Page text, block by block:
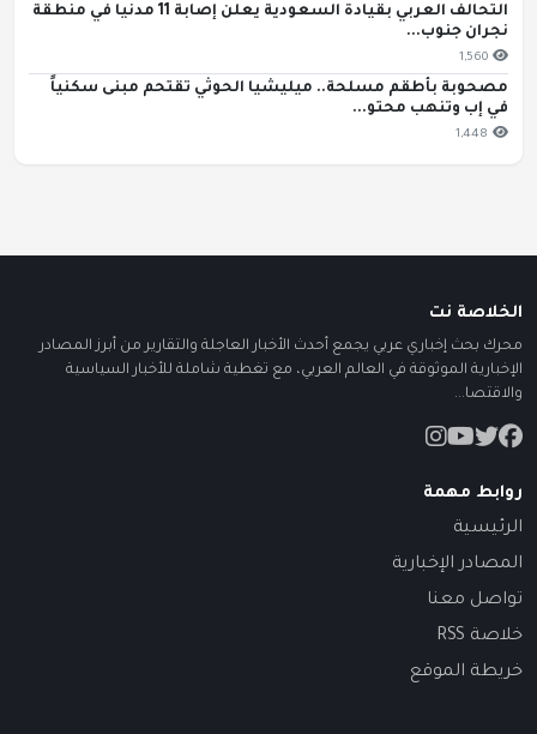
التحالف العربي بقيادة السعودية يعلن إصابة 11 مدنيا في منطقة
نجران جنوب...
1,560
مصحوبة بأطقم مسلحة.. ميليشيا الحوثي تقتحم مبنى سكنياً
في إب وتنهب محتو...
1,448
الخلاصة نت
محرك بحث إخباري عربي يجمع أحدث الأخبار العاجلة والتقارير من أبرز المصادر
الإخبارية الموثوقة في العالم العربي، مع تغطية شاملة للأخبار السياسية
والاقتصا...
روابط مهمة
الرئيسية
المصادر الإخبارية
تواصل معنا
خلاصة RSS
خريطة الموقع